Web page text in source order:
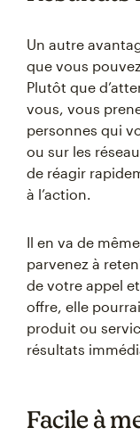
Un autre
que vous
Plutôt que
vous, vous
personnes qui
ou sur les
de réagir
à l’action.
Il en va de
parvenez à
de votre appel
offre, elle
produit ou
résultats
Facile à